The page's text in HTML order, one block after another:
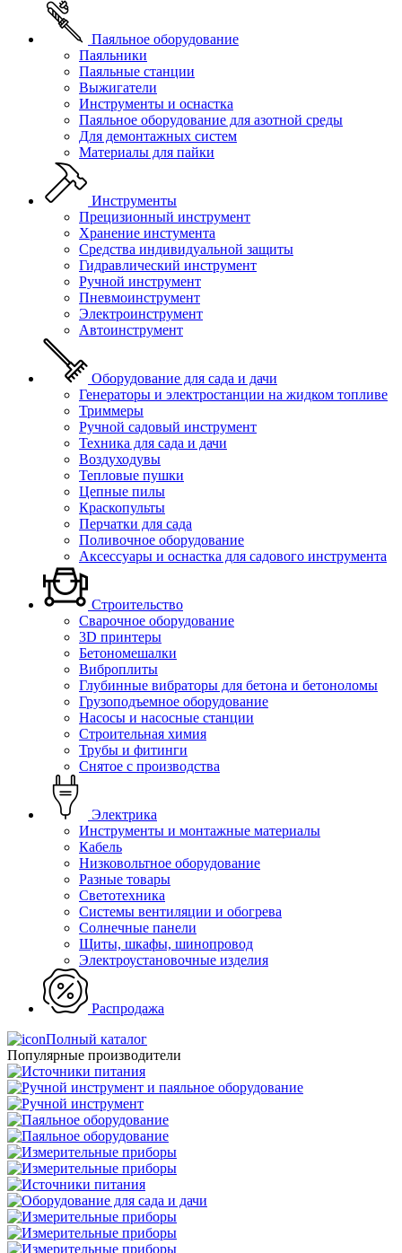
Паяльное оборудование
Паяльники
Паяльные станции
Выжигатели
Инструменты и оснастка
Паяльное оборудование для азотной среды
Для демонтажных систем
Материалы для пайки
Инструменты
Прецизионный инструмент
Хранение инстумента
Средства индивидуальной защиты
Гидравлический инструмент
Ручной инструмент
Пневмоинструмент
Электроинструмент
Автоинструмент
Оборудование для сада и дачи
Генераторы и электростанции на жидком топливе
Триммеры
Ручной садовый инструмент
Техника для сада и дачи
Воздуходувы
Тепловые пушки
Цепные пилы
Краскопульты
Перчатки для сада
Поливочное оборудование
Аксессуары и оснастка для садового инструмента
Строительство
Сварочное оборудование
3D принтеры
Бетономешалки
Виброплиты
Глубинные вибраторы для бетона и бетоноломы
Грузоподъемное оборудование
Насосы и насосные станции
Строительная химия
Трубы и фитинги
Снятое с производства
Электрика
Инструменты и монтажные материалы
Кабель
Низковольтное оборудование
Разные товары
Светотехника
Системы вентиляции и обогрева
Солнечные панели
Щиты, шкафы, шинопровод
Электроустановочные изделия
Распродажа
Полный каталог
Популярные производители